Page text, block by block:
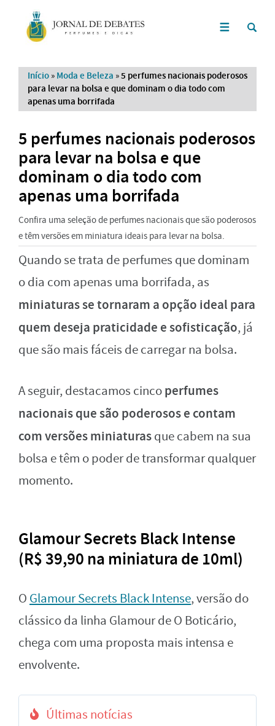
Início » Moda e Beleza »5 perfumes nacionais poderosos
para levar na bolsa e que dominam o dia todo com
apenas uma borrifada
5 perfumes nacionais poderosos
para levar na bolsa e que
dominam o dia todo com
apenas uma borrifada
Confira uma seleção de perfumes nacionais que são poderosos
e têm versões em miniatura ideais para levar na bolsa.
Quando se trata de perfumes que dominam
o dia com apenas uma borrifada, as
miniaturas se tornaram a opção ideal para
quem deseja praticidade e sofisticação, já
que são mais fáceis de carregar na bolsa.
A seguir, destacamos cincoperfumes
nacionais que são poderosos e contam
com versões miniaturasque cabem na sua
bolsa e têm o poder de transformar qualquer
momento.
Glamour Secrets Black Intense
(R$ 39,90 na miniatura de 10ml)
O Glamour Secrets Black Intense, versão do
clássico da linha Glamour de O Boticário,
chega com uma proposta mais intensa e
envolvente.
Últimas notícias